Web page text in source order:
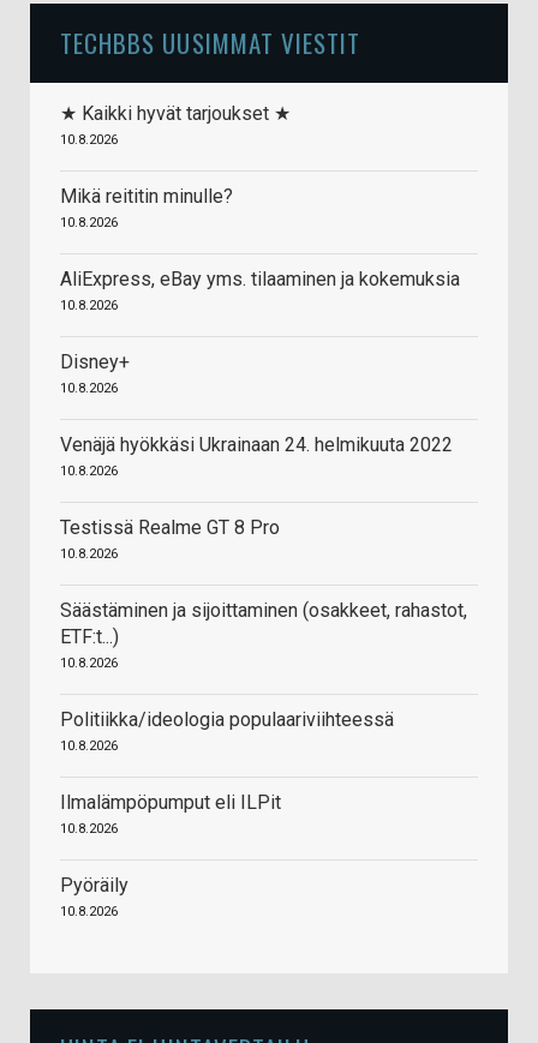
TECHBBS UUSIMMAT VIESTIT
★ Kaikki hyvät tarjoukset ★
10.8.2026
Mikä reititin minulle?
10.8.2026
AliExpress, eBay yms. tilaaminen ja kokemuksia
10.8.2026
Disney+
10.8.2026
Venäjä hyökkäsi Ukrainaan 24. helmikuuta 2022
10.8.2026
Testissä Realme GT 8 Pro
10.8.2026
Säästäminen ja sijoittaminen (osakkeet, rahastot,
ETF:t...)
10.8.2026
Politiikka/ideologia populaariviihteessä
10.8.2026
Ilmalämpöpumput eli ILPit
10.8.2026
Pyöräily
10.8.2026